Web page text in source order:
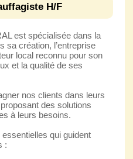
H/F
est spécialisée dans la
sa création, l’entreprise
local reconnu pour son
et la qualité de ses
nos clients dans leurs
des solutions
à leurs besoins.
qui guident
: